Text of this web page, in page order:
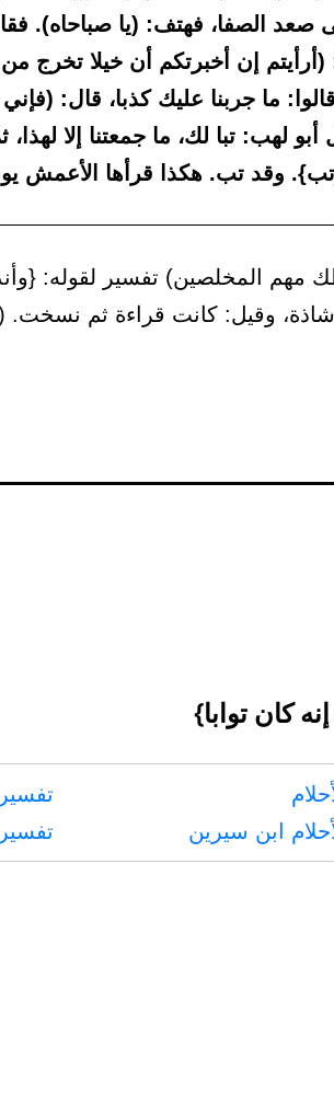
صعد الصفا، فهتف: (يا صباحاه).
(أرأيتم إن أخبرتكم أن خيلا تخرج
ما جربنا عليك كذبا، قال:
لهب: تبا لك، ما جمعتنا إلا
وقد تب. هكذا قرأها الأعمش
المخلصين) تفسير لقوله:
وقيل: كانت قراءة ثم نسخت.
كان توابا}
ابن سيرين